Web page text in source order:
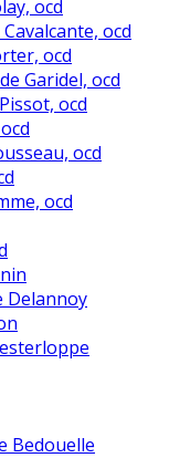
ocd
ocd
ocd
Garidel, ocd
ocd
ocd
ocd
Delannoy
Bedouelle